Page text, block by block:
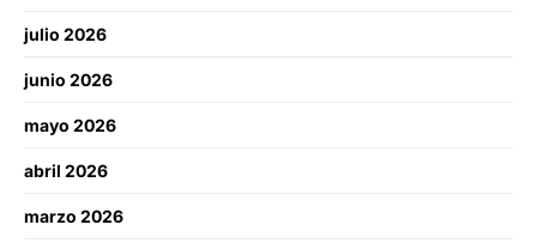
julio 2026
junio 2026
mayo 2026
abril 2026
marzo 2026